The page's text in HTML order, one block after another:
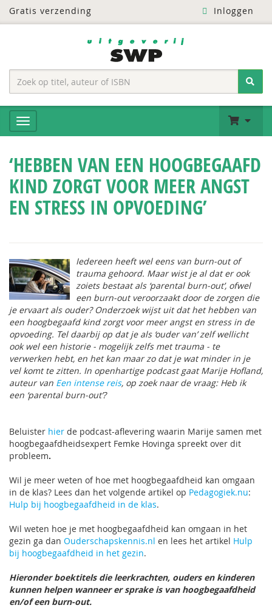
Gratis verzending Inloggen
‘HEBBEN VAN EEN HOOGBEGAAFD
KIND ZORGT VOOR MEER ANGST
EN STRESS IN OPVOEDING’
Iedereen heeft wel eens van burn-out of
trauma gehoord. Maar wist je al dat er ook
zoiets bestaat als ‘parental burn-out’, ofwel
een burn-out veroorzaakt door de zorgen die
je ervaart als ouder? Onderzoek wijst uit dat het hebben van
een hoogbegaafd kind zorgt voor meer angst en stress in de
opvoeding. Tel daarbij op dat je als ‘ouder van’ zelf wellicht
ook wel een historie - mogelijk zelfs met trauma - te
verwerken hebt, en het kan maar zo dat je wat minder in je
vel komt te zitten. In openhartige podcast gaat Marije Hofland,
auteur van Een intense reis, op zoek naar de vraag: Heb ik
een ‘parental burn-out’?
Beluister hier de podcast-aflevering waarin Marije samen met
hoogbegaafdheidsexpert Femke Hovinga spreekt over dit
probleem.
Wil je meer weten of hoe met hoogbegaafdheid kan omgaan
in de klas? Lees dan het volgende artikel op Pedagogiek.nu:
Hulp bij hoogbegaafdheid in de klas.
Wil weten hoe je met hoogbegaafdheid kan omgaan in het
gezin ga dan Ouderschapskennis.nl en lees het artikel Hulp
bij hoogbegaafdheid in het gezin.
Hieronder boektitels die leerkrachten, ouders en kinderen
kunnen helpen wanneer er sprake is van hoogbegaafdheid
en/of een burn-out.